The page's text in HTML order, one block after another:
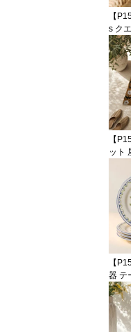
イン
【
s ク
英国
グ ミ
かわ
チャ
ワー
ねこ
テリ
ト 誕
ンテ
【
ット
ヤー
ン
x80
おし
イン
ート
テリ
【
器 テ
の木
セッ
ブル
ェア